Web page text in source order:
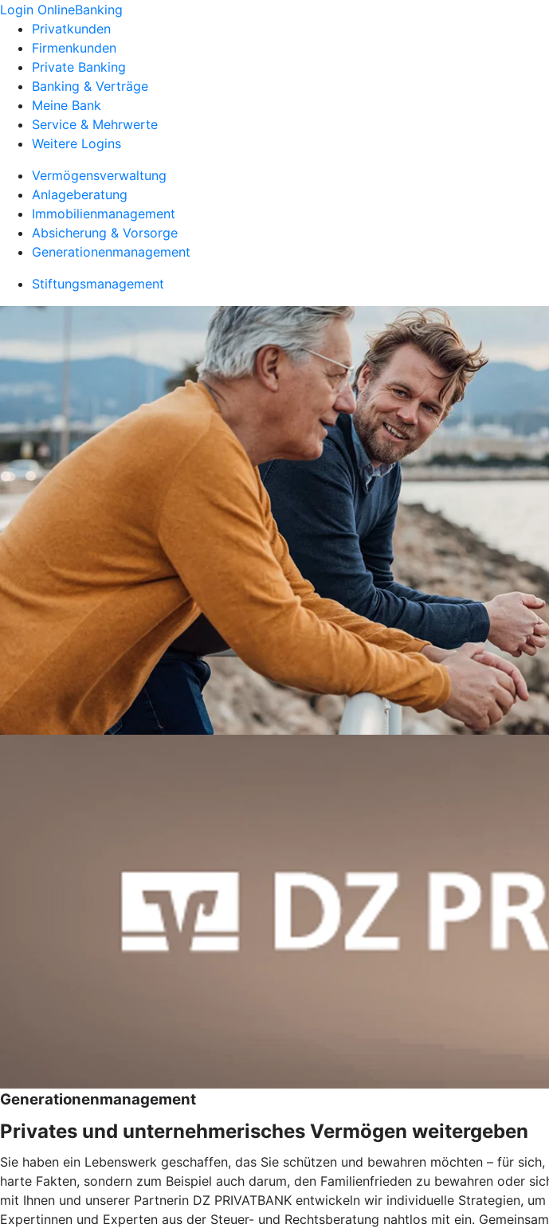
Login OnlineBanking
Privatkunden
Firmenkunden
Private Banking
Banking & Verträge
Meine Bank
Service & Mehrwerte
Weitere Logins
Vermögensverwaltung
Anlageberatung
Immobilienmanagement
Absicherung & Vorsorge
Generationenmanagement
Stiftungsmanagement
Generationenmanagement
Privates und unternehmerisches Vermögen weitergeben
Sie haben ein Lebenswerk geschaffen, das Sie schützen und bewahren möchten – für
harte Fakten, sondern zum Beispiel auch darum, den Familienfrieden zu bewahren oder
mit Ihnen und unserer Partnerin DZ PRIVATBANK entwickeln wir individuelle Strategien,
Expertinnen und Experten aus der Steuer- und Rechtsberatung nahtlos mit ein.